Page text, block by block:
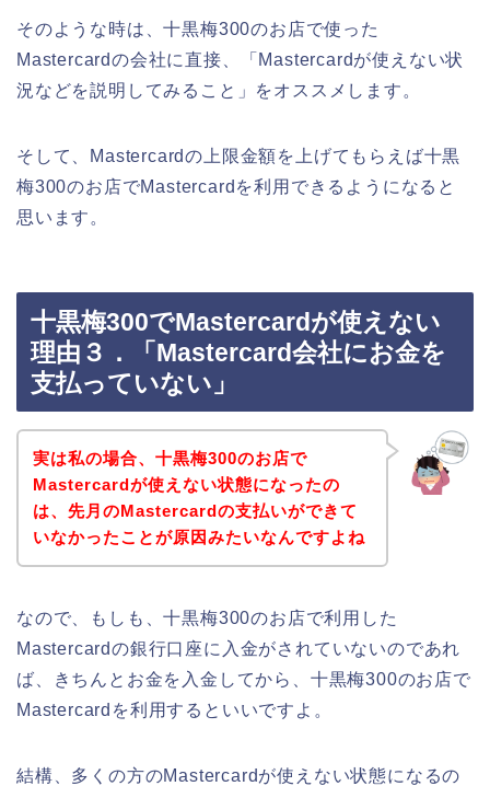
そのような時は、十黒梅300のお店で使った
Mastercardの会社に直接、「Mastercardが使えない状
況などを説明してみること」をオススメします。
そして、Mastercardの上限金額を上げてもらえば十黒
梅300のお店でMastercardを利用できるようになると
思います。
十黒梅300でMastercardが使えない
理由３．「Mastercard会社にお金を
支払っていない」
実は私の場合、十黒梅300のお店で
Mastercardが使えない状態になったの
は、先月のMastercardの支払いができて
いなかったことが原因みたいなんですよね
なので、もしも、十黒梅300のお店で利用した
Mastercardの銀行口座に入金がされていないのであれ
ば、きちんとお金を入金してから、十黒梅300のお店で
Mastercardを利用するといいですよ。
結構、多くの方のMastercardが使えない状態になるの